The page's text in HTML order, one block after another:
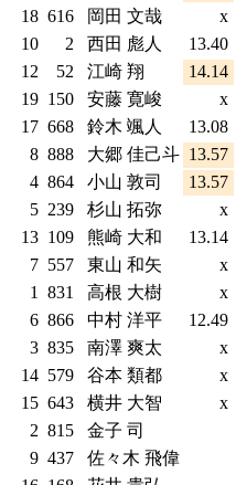
18 616 岡田 文哉 x
10 2 西田 彪人 13.40
12 52 江崎 翔 14.14
19 150 安藤 寛峻 x
17 668 鈴木 颯人 13.08
8 888 大郷 佳己斗 13.57
4 864 小山 敦司 13.57
5 239 杉山 拓弥 x
13 109 熊崎 大和 13.14
7 557 東山 和矢 x
1 831 高根 大樹 x
6 866 中村 洋平 12.49
3 835 南澤 爽太 x
14 579 谷本 類都 x
15 643 横井 大智 x
2 815
金子 司
9 437
佐々木 飛偉